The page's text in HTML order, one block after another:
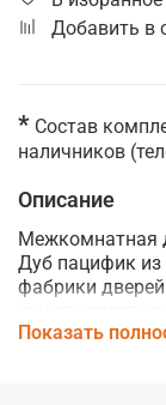
Добавить в
* Состав
наличников
Описание
Межкомнатная
Дуб пацифик из
фабрики
"бескромочной"
Показать